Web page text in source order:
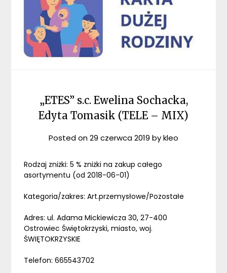
„ETES” s.c. Ewelina Sochacka,
Edyta Tomasik (TELE – MIX)
Posted on29 czerwca 2019 bykleo
Rodzaj zniżki: 5 % zniżki na zakup całego
asortymentu (od 2018-06-01)
Kategoria/zakres: Art.przemysłowe/Pozostałe
Adres: ul. Adama Mickiewicza 30, 27-400
Ostrowiec Świętokrzyski, miasto, woj.
ŚWIĘTOKRZYSKIE
Telefon: 665543702